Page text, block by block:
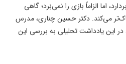
اما الزاماً بازی را نمی‌بَرد؛ گاهی
می‌کند. دکتر حسین چناری، مدرس
در این یادداشت تحلیلی به بررسی این